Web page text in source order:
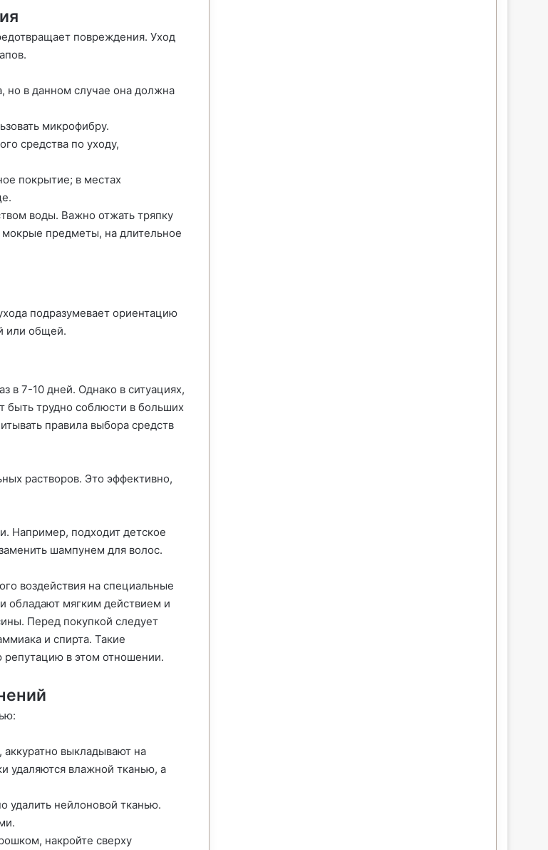
повреждения. Уход
в данном случае она должна
микрофибру.
средства по уходу,
покрытие; в местах
воды. Важно отжать тряпку
мокрые предметы, на длительное
подразумевает ориентацию
или общей.
в 7-10 дней. Однако в ситуациях,
быть трудно соблюсти в больших
правила выбора средств
растворов. Это эффективно,
Например, подходит детское
шампунем для волос.
воздействия на специальные
обладают мягким действием и
Перед покупкой следует
и спирта. Такие
в этом отношении.
выкладывают на
удаляются влажной тканью, а
нейлоновой тканью.
накройте сверху